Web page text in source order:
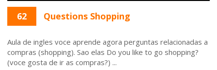
62 Questions Shopping
Aula de ingles voce aprende agora perguntas relacionadas a
compras (shopping). Sao elas Do you like to go shopping?
(voce gosta de ir as compras?) ...